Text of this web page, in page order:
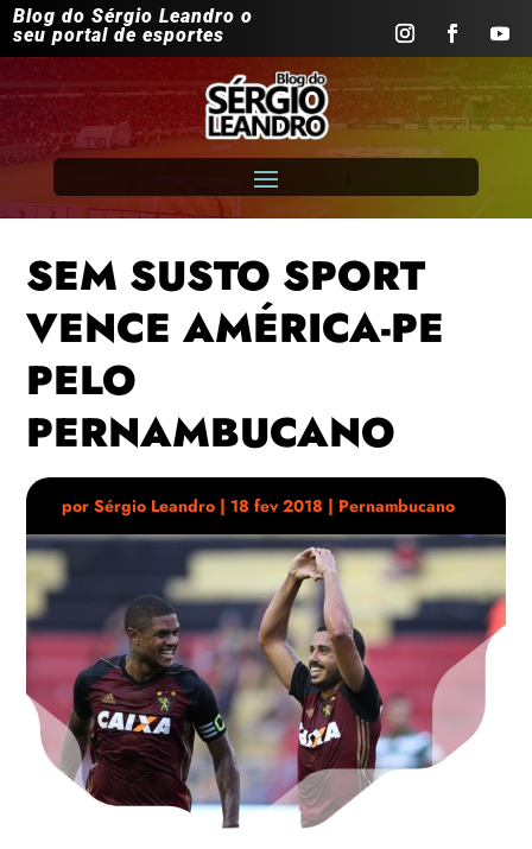
Blog do Sérgio Leandro o
seu portal de esportes
SEM SUSTO SPORT
VENCE AMÉRICA-PE
PELO
PERNAMBUCANO
porSérgio Leandro | 18 fev 2018 | Pernambucano